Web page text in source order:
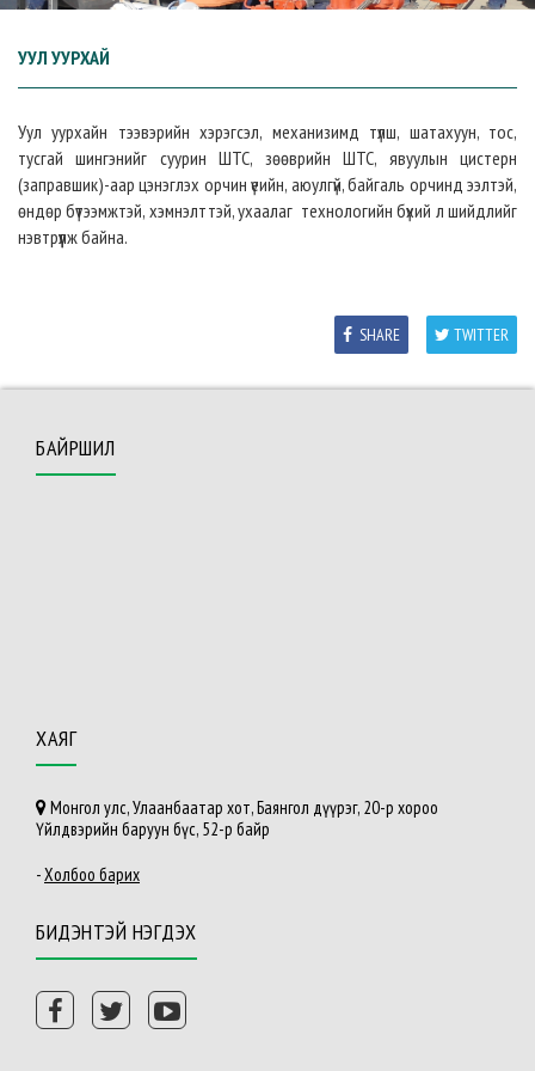
УУЛ УУРХАЙ
Уул уурхайн тээвэрийн хэрэгсэл, механизимд түлш, шатахуун, тос,
тусгай шингэнийг суурин ШТС, зөөврийн ШТС, явуулын цистерн
(заправшик)-аар цэнэглэх орчин үеийн, аюулгүй, байгаль орчинд ээлтэй,
өндөр бүтээмжтэй, хэмнэлттэй, ухаалаг технологийн бүхий л шийдлийг
нэвтрүүлж байна.
TWITTER
SHARE
БАЙРШИЛ
ХАЯГ
Монгол улс, Улаанбаатар хот, Баянгол дүүрэг, 20-р хороо
Үйлдвэрийн баруун бүс, 52-р байр
-Холбоо барих
БИДЭНТЭЙ НЭГДЭХ